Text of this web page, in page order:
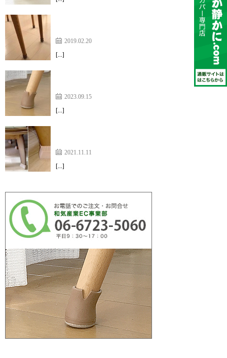
悩みがすっきり解消しました！【ワイドフェルトキ
2019.02.20
[…]
音も鳴らずスムーズに動かせる【ワイドフェルトキ
2023.09.15
[…]
2021.11.11
[…]